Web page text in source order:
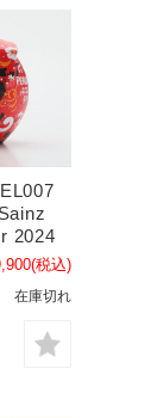
2024
(税込)
在庫切れ